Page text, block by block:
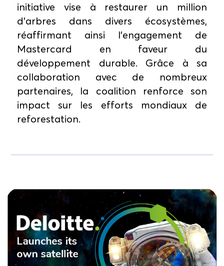
initiative vise à restaurer un million
d'arbres dans divers écosystèmes,
réaffirmant ainsi l'engagement de
Mastercard en faveur du
développement durable. Grâce à sa
collaboration avec de nombreux
partenaires, la coalition renforce son
impact sur les efforts mondiaux de
reforestation.